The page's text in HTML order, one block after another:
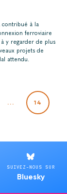
contribué à la
ferroviaire
y regarder de plus
projets de
attendu.
... 14
SUIVEZ-NOUS SUR
Bluesky